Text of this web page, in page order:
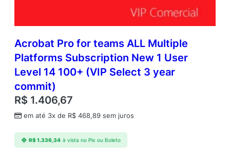
Acrobat Pro for teams ALL Multiple
Platforms Subscription New 1 User
Level 14 100+ (VIP Select 3 year
commit)
R$ 1.406,67
em até 3x de R$ 468,89 sem juros
R$1.336,34 à vista no Pix ou Boleto